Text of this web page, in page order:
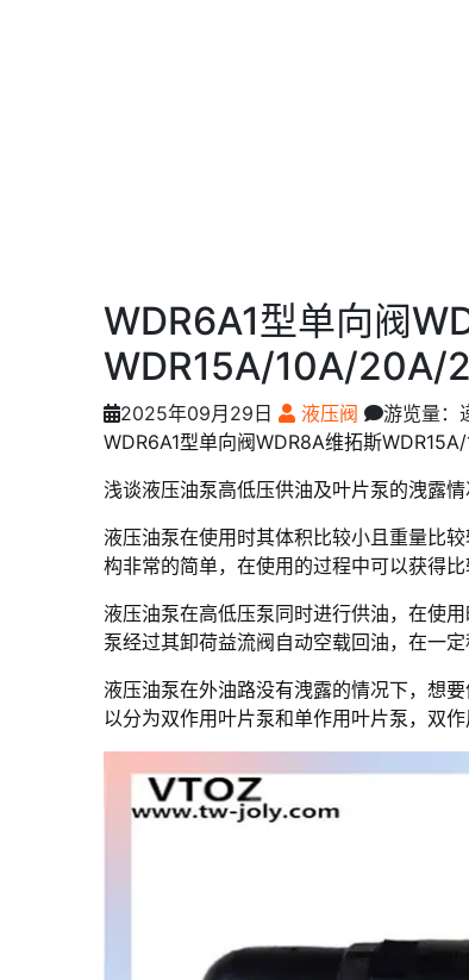
WDR6A1型单向阀
WDR15A/10A/20A/
2025年09月29日 液压阀
游览量：
WDR6A1型单向阀WDR8A维拓斯
浅谈液压油泵高低压供油及叶片泵的洩露
液压油泵在使用时其体积比较小且重量比
构非常的简单，在使用的过程中可以获得比
液压油泵在高低压泵同时进行供油，在使
泵经过其卸荷益流阀自动空载回油，在一定
液压油泵在外油路没有洩露的情况下，想
以分为双作用叶片泵和单作用叶片泵，双